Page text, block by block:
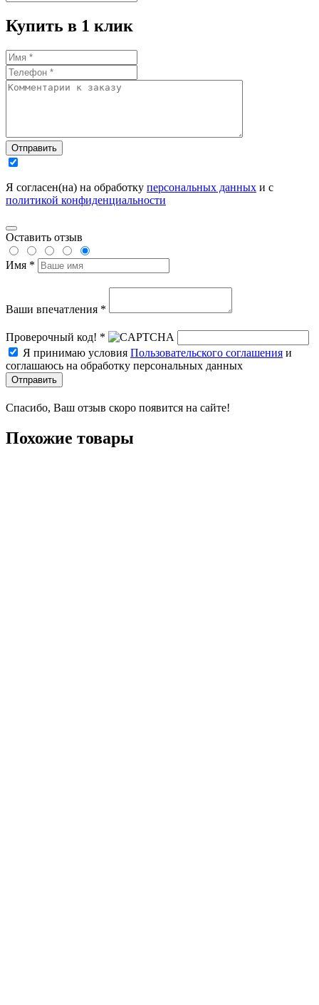
Купить в 1 клик
Отправить
Я согласен(на) на обработку персональных данных и с
политикой конфиденциальности
Оставить отзыв
Имя *
Ваши впечатления *
Проверочный код! *
Я принимаю условия Пользовательского соглашения и
соглашаюсь на обработку персональных данных
Отправить
Спасибо, Ваш отзыв скоро появится на сайте!
Похожие товары